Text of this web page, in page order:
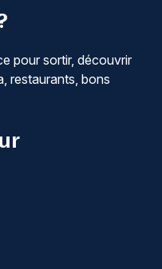
pour sortir, découvrir
restaurants, bons